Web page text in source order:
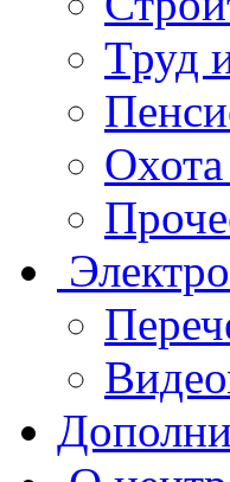
Труд